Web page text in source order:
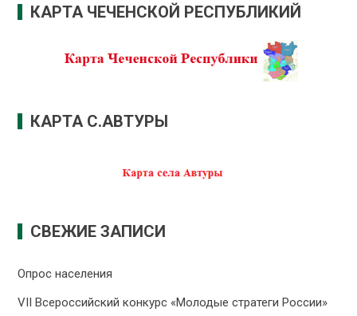
КАРТА ЧЕЧЕНСКОЙ РЕСПУБЛИКИЙ
КАРТА С.АВТУРЫ
СВЕЖИЕ ЗАПИСИ
Опрос населения
VII Всероссийский конкурс «Молодые стратеги России»